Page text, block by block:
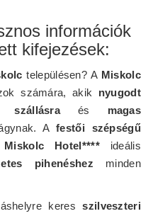
információk
kifejezések:
településen? A Miskolc
számára, akik nyugodt
szállásraés magas
Afestői szépségű
Miskolc Hotel****ideális
pihenéshez minden
keresszilveszteri